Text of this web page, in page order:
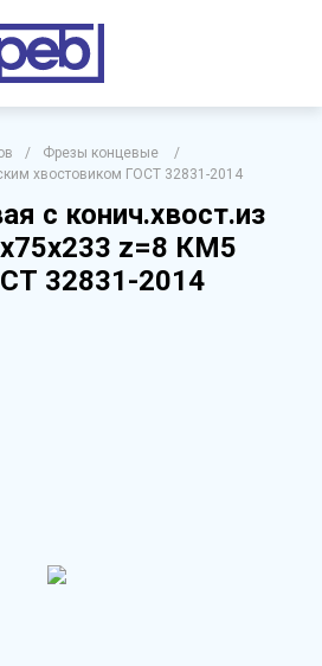
/ Фрезы концевые
/
хвостовиком ГОСТ 32831-2014
с конич.хвост.из
z=8 КМ5
32831-2014